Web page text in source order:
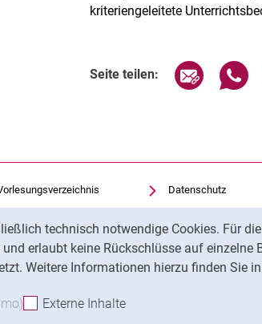
technisch notwendige Cookies. Für
erlaubt keine Rückschlüsse auf
Weitere Informationen hierzu finden Sie
akzeptieren
Analyse-Cookies akzeptieren
Externe Inhalte
kriteriengeleitete
Seite teilen: Seite
Bibliothek
Datenschutz
Barrierefreiheit
Transparenter KI-
Impressum